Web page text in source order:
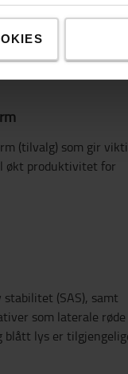
i bakker samt
reduserer
(tilvalg) som gir
økt produktivitet for
(SAS), samt
som laterale røde
blått lys er